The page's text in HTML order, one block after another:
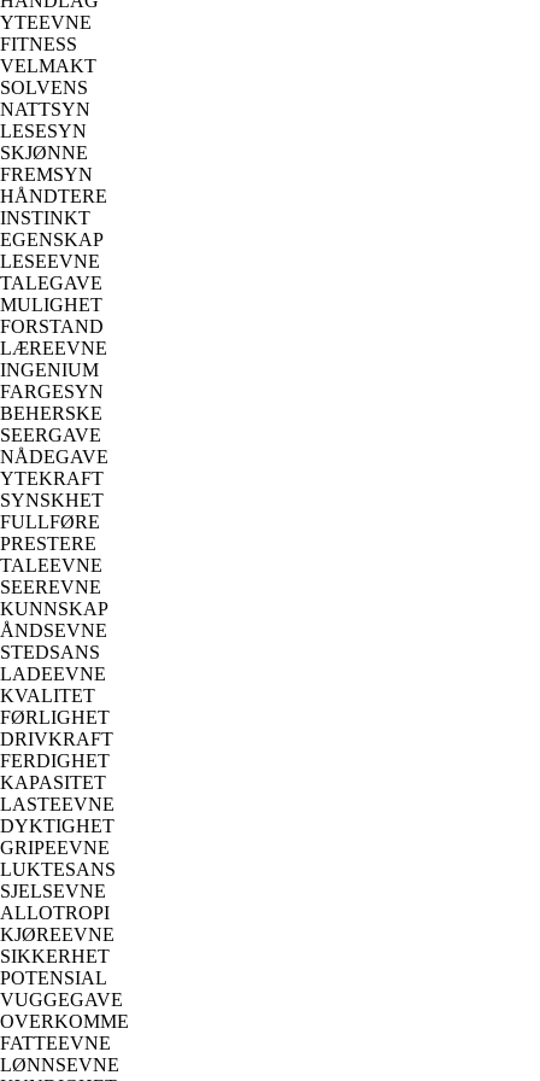
YTEEVNE
FITNESS
VELMAKT
SOLVENS
NATTSYN
LESESYN
SKJØNNE
FREMSYN
HÅNDTERE
INSTINKT
EGENSKAP
LESEEVNE
TALEGAVE
MULIGHET
FORSTAND
LÆREEVNE
INGENIUM
FARGESYN
BEHERSKE
SEERGAVE
NÅDEGAVE
YTEKRAFT
SYNSKHET
FULLFØRE
PRESTERE
TALEEVNE
SEEREVNE
KUNNSKAP
ÅNDSEVNE
STEDSANS
LADEEVNE
KVALITET
FØRLIGHET
DRIVKRAFT
FERDIGHET
KAPASITET
LASTEEVNE
DYKTIGHET
GRIPEEVNE
LUKTESANS
SJELSEVNE
ALLOTROPI
KJØREEVNE
SIKKERHET
POTENSIAL
VUGGEGAVE
OVERKOMME
FATTEEVNE
LØNNSEVNE